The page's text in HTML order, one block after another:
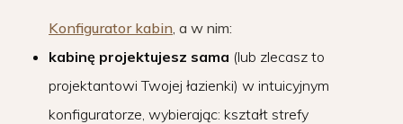
Konfigurator kabin , a w nim:
kabinę projektujesz sama (lub zlecasz to
projektantowi Twojej łazienki) w intuicyjnym
konfiguratorze, wybierając: kształt strefy